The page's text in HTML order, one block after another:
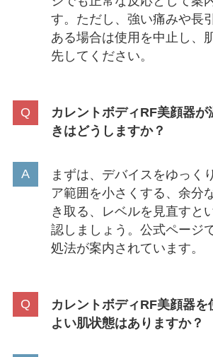
す。ただし、強い痛みや長
ある場合は使用を中止し、
先してください。
カレントボディRF美顔器が
きはどうしますか？
まずは、デバイスをゆっく
ア範囲を小さくする、余分
き取る、レベルを見直すと
認しましょう。公式ページ
処法が案内されています。
カレントボディRF美顔器を
よい肌状態はありますか？